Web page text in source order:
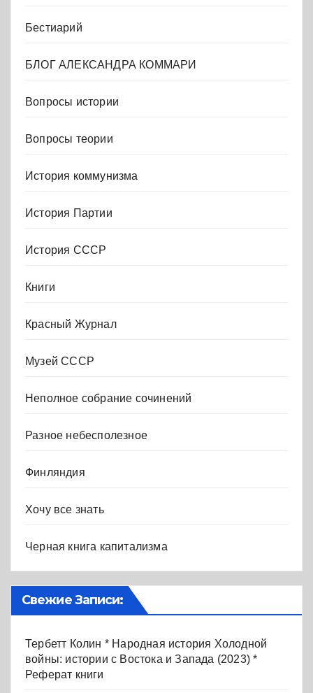
Бестиарий
БЛОГ АЛЕКСАНДРА КОММАРИ
Вопросы истории
Вопросы теории
История коммунизма
История Партии
История СССР
Книги
Красный Журнал
Музей СССР
Неполное собрание сочинений
Разное небесполезное
Финляндия
Хочу все знать
Черная книга капитализма
Свежие Записи:
Тербетт Колин * Народная история Холодной
войны: истории с Востока и Запада (2023) *
Реферат книги